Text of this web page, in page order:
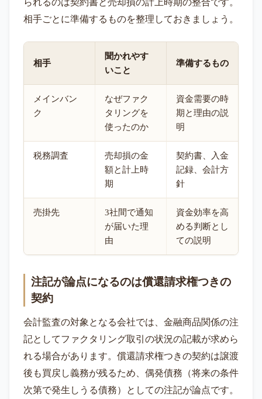
られるのは契約書と売却損の計上時期の整合です。
相手ごとに準備するものを整理しておきましょう。
相手
聞かれやす
いこと
準備するもの
メインバン
ク
なぜファク
タリングを
使ったのか
資金需要の時
期と理由の説
明
税務調査
売却損の金
額と計上時
期
契約書、入金
記録、会計方
針
売掛先
3社間で通知
が届いた理
由
資金効率を高
める判断とし
ての説明
注記が論点になるのは償還請求権つきの
契約
会計監査の対象となる会社では、金融商品関係の注
記としてファクタリング取引の状況の記載が求めら
れる場合があります。償還請求権つきの契約は譲渡
後も買戻し義務が残るため、偶発債務（将来の条件
次第で発生しうる債務）としての注記が論点です。